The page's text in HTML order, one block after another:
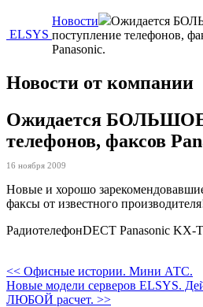
ELSYS
Новости
Ожидается
поступление телефонов,
Panasonic.
Новости от компании
Ожидается БОЛЬШОЕ
телефонов, факсов
16 ноября 2009
Новые и хорошо
факсы от известного
РадиотелефонDECT Panasonic KX-
<< Офисные истории. Мини АТС.
Новые модели серверов ELSYS.
ЛЮБОЙ расчет. >>